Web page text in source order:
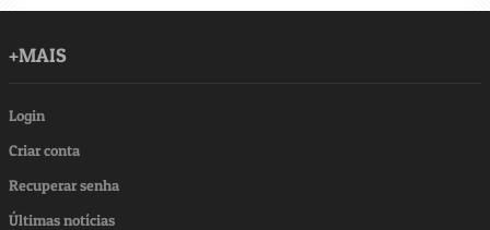
+MAIS
Login
Criar conta
Recuperar senha
Últimas notícias